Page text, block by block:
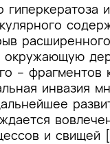
– фрагментов
инвазия
и свищей